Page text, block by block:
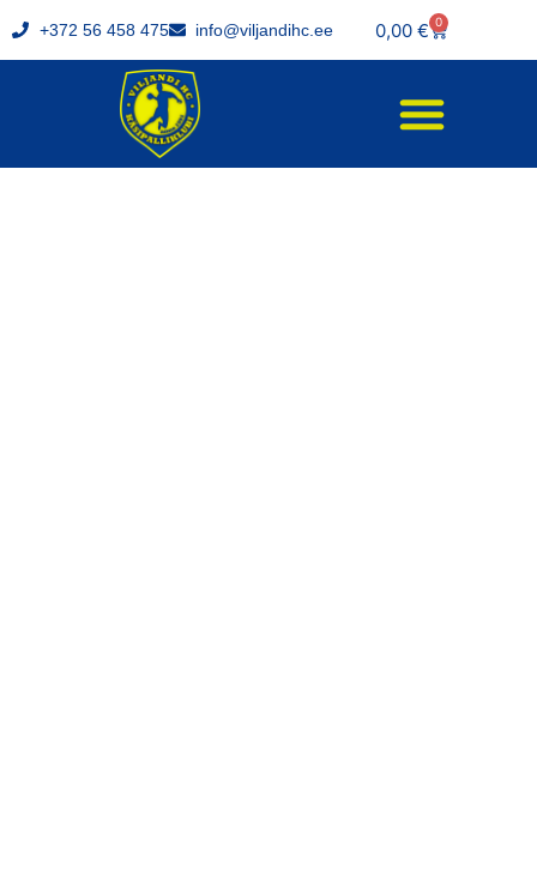
+372 56 458 475 info@viljandihc.ee 0,00 € 0